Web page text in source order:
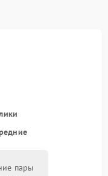
пары